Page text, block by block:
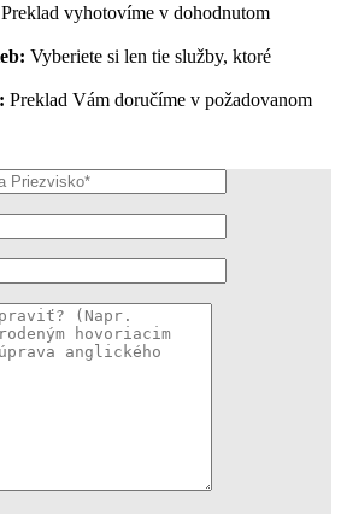
Preklad vyhotovíme v dohodnutom
Vyberiete si len tie služby, ktoré
Preklad Vám doručíme v požadovanom